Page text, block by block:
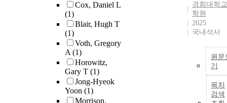
Cox, Daniel L
(1)
Blair, Hugh T
(1)
Voth, Gregory
A(1)
Horowitz,
Gary T (1)
Jong-Hyeok
Yoon (1)
Morrison,
경희대학
학원
2025
국내석사
원문
기
목차
검색